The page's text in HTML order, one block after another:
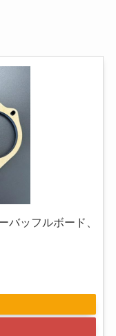
バッフルボード、